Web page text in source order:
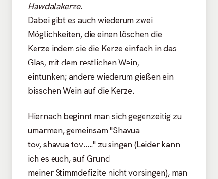
Hawdalakerze.
Dabei gibt es auch wiederum zwei
Möglichkeiten, die einen löschen die
Kerze indem sie die Kerze einfach in das
Glas, mit dem restlichen Wein,
eintunken; andere wiederum gießen ein
bisschen Wein auf die Kerze.
Hiernach beginnt man sich gegenzeitig zu
umarmen, gemeinsam "Shavua
tov, shavua tov....." zu singen (Leider kann
ich es euch, auf Grund
meiner Stimmdefizite nicht vorsingen), man